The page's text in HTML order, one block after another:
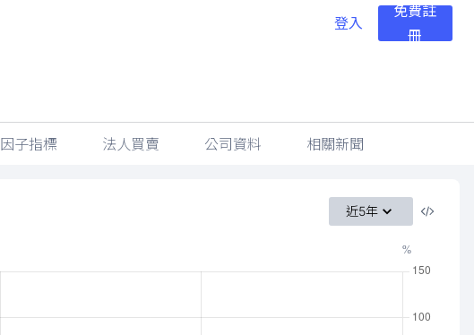
登入
免費註
冊
因子指標 法人買賣 公司資料 相關新聞
近5年